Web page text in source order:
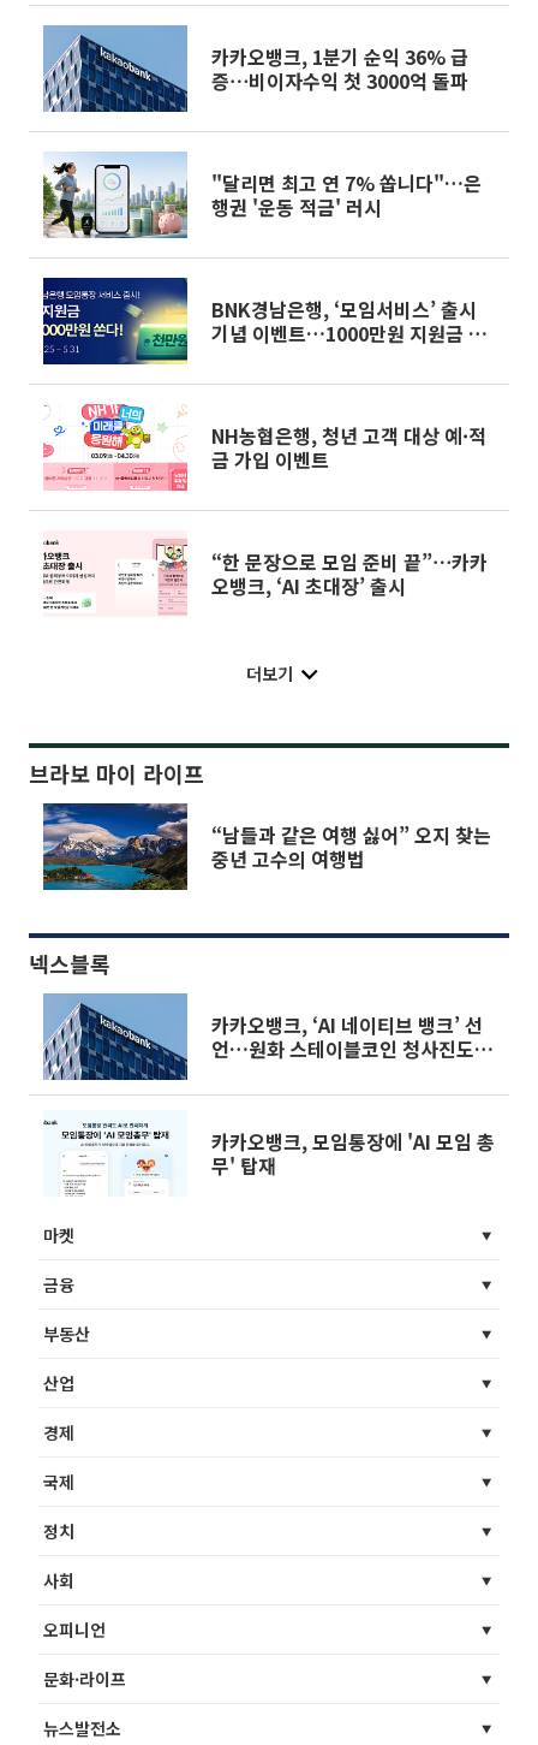
카카오뱅크, 1분기 순익 36% 급
증⋯비이자수익 첫 3000억 돌파
"달리면 최고 연 7% 쏩니다"…은
행권 '운동 적금' 러시
BNK경남은행, ‘모임서비스’ 출시
기념 이벤트…1000만원 지원금 제
NH농협은행, 청년 고객 대상 예·적
금 가입 이벤트
“한 문장으로 모임 준비 끝”⋯카카
오뱅크, ‘AI 초대장’ 출시
더보기
브라보 마이 라이프
“남들과 같은 여행 싫어” 오지 찾는
중년 고수의 여행법
넥스블록
카카오뱅크, ‘AI 네이티브 뱅크’ 선
언…원화 스테이블코인 청사진도 제
카카오뱅크, 모임통장에 'AI 모임 총
무' 탑재
마켓
금융
부동산
산업
경제
국제
정치
사회
오피니언
문화·라이프
뉴스발전소